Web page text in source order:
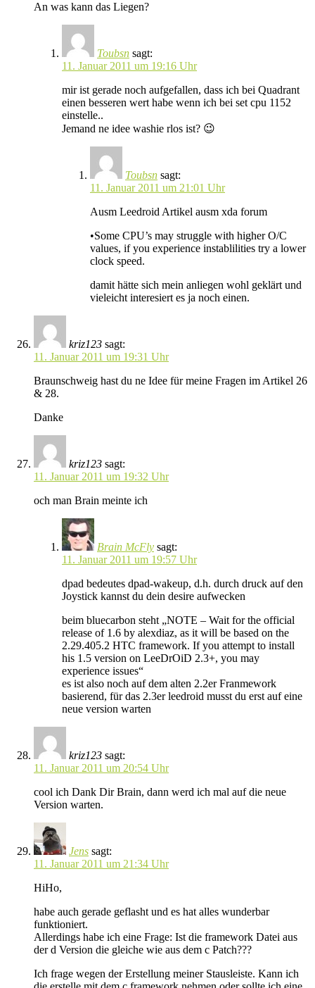
An was kann das Liegen?
Toubsn sagt:
11. Januar 2011 um 19:16 Uhr
mir ist gerade noch aufgefallen, dass ich bei Quadrant
einen besseren wert habe wenn ich bei set cpu 1152
einstelle..
Jemand ne idee washie rlos ist? 😉
Toubsn sagt:
11. Januar 2011 um 21:01 Uhr
Ausm Leedroid Artikel ausm xda forum
•Some CPU’s may struggle with higher O/C
values, if you experience instablilities try a lower
clock speed.
damit hätte sich mein anliegen wohl geklärt und
vieleicht interesiert es ja noch einen.
kriz123 sagt:
11. Januar 2011 um 19:31 Uhr
Braunschweig hast du ne Idee für meine Fragen im Artikel 26
& 28.
Danke
kriz123 sagt:
11. Januar 2011 um 19:32 Uhr
och man Brain meinte ich
Brain McFly sagt:
11. Januar 2011 um 19:57 Uhr
dpad bedeutes dpad-wakeup, d.h. durch druck auf den
Joystick kannst du dein desire aufwecken
beim bluecarbon steht „NOTE – Wait for the official
release of 1.6 by alexdiaz, as it will be based on the
2.29.405.2 HTC framework. If you attempt to install
his 1.5 version on LeeDrOiD 2.3+, you may
experience issues“
es ist also noch auf dem alten 2.2er Franmework
basierend, für das 2.3er leedroid musst du erst auf eine
neue version warten
kriz123 sagt:
11. Januar 2011 um 20:54 Uhr
cool ich Dank Dir Brain, dann werd ich mal auf die neue
Version warten.
Jens sagt:
11. Januar 2011 um 21:34 Uhr
HiHo,
habe auch gerade geflasht und es hat alles wunderbar
funktioniert.
Allerdings habe ich eine Frage: Ist die framework Datei aus
der d Version die gleiche wie aus dem c Patch???
Ich frage wegen der Erstellung meiner Stausleiste. Kann ich